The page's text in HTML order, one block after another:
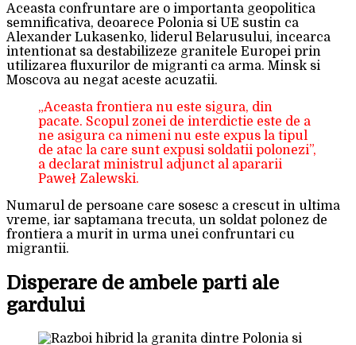
Aceasta confruntare are o importanta geopolitica
semnificativa, deoarece Polonia si UE sustin ca
Alexander Lukasenko, liderul Belarusului, incearca
intentionat sa destabilizeze granitele Europei prin
utilizarea fluxurilor de migranti ca arma. Minsk si
Moscova au negat aceste acuzatii.
„Aceasta frontiera nu este sigura, din
pacate. Scopul zonei de interdictie este de a
ne asigura ca nimeni nu este expus la tipul
de atac la care sunt expusi soldatii polonezi”,
a declarat ministrul adjunct al apararii
Paweł Zalewski.
Numarul de persoane care sosesc a crescut in ultima
vreme, iar saptamana trecuta, un soldat polonez de
frontiera a murit in urma unei confruntari cu
migrantii.
Disperare de ambele parti ale
gardului